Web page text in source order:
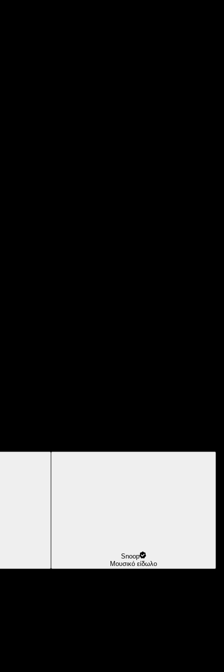
Snoop
Μουσικό είδωλο